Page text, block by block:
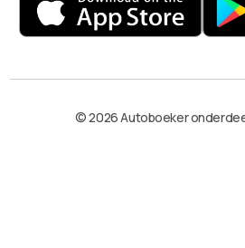
© 2026 Autoboeker